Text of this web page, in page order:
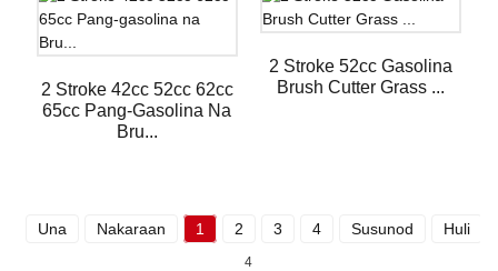
2 Stroke 42cc 52cc 62cc
65cc Pang-Gasolina Na
Bru...
2 Stroke 52cc Gasolina
Brush Cutter Grass ...
Una Nakaraan 1 2 3 4 Susunod Huli
4